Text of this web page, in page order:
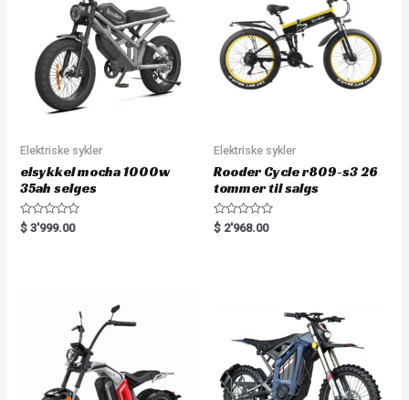
Elektriske sykler
elsykkel mocha 1000w
35ah selges
R
a
$ 3'999.00
Elektriske sykler
Rooder Cycle r809-s3 26
tommer til salgs
R
a
$ 2'968.00